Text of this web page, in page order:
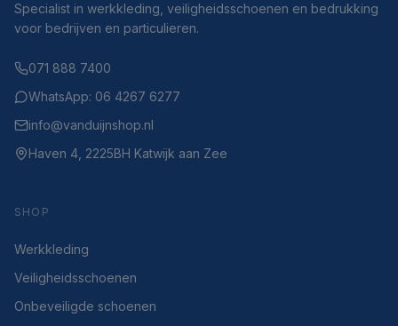
Specialist in werkkleding, veiligheidsschoenen en bedrukking
voor bedrijven en particulieren.
071 888 7400
WhatsApp: 06 4267 6277
info@vanduijnshop.nl
Haven 4, 2225BH Katwijk aan Zee
SHOP
Werkkleding
Veiligheidsschoenen
Onbeveiligde schoenen